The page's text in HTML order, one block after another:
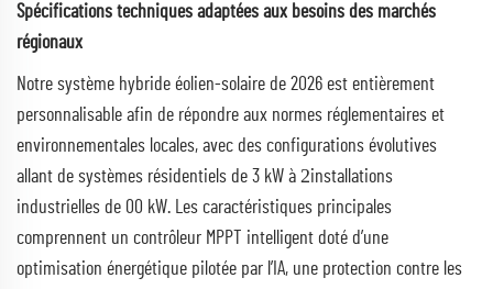
Spécifications techniques adaptées aux besoins des marchés
régionaux
Notre système hybride éolien-solaire de 2026 est entièrement
personnalisable afin de répondre aux normes réglementaires et
environnementales locales, avec des configurations évolutives
allant de systèmes résidentiels de 3 kW à 2installations
industrielles de 00 kW. Les caractéristiques principales
comprennent un contrôleur MPPT intelligent doté d’une
optimisation énergétique pilotée par l’IA, une protection contre les